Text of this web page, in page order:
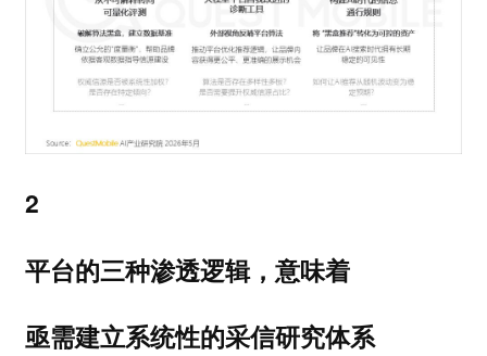
2
平台的三种渗透逻辑，意味着
亟需建立系统性的采信研究体系